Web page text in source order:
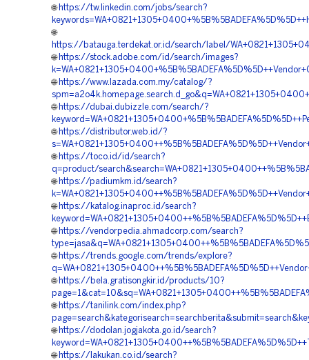
🌐 https://tw.linkedin.com/jobs/search?
🌐
https://batauga.terdekat.or.id/search/label/
🌐 https://stock.adobe.com/id/search/images?
🌐 https://www.lazada.com.my/catalog/?
🌐 https://dubai.dubizzle.com/search/?
🌐 https://distributor.web.id/?
🌐 https://toco.id/id/search?
q=product/
🌐 https://padiumkm.id/search?
🌐 https://katalog.inaproc.id/search?
🌐 https://vendorpedia.ahmadcorp.com/search?
🌐 https://trends.google.com/trends/explore?
🌐 https://bela.gratisongkir.id/products/10?
🌐 https://tanilink.com/index.php?
🌐 https://dodolan.jogjakota.go.id/search?
🌐 https://lakukan.co.id/search?